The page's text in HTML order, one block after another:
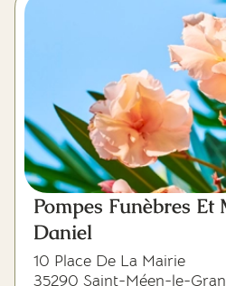
Pompes Funèbres
Daniel
10 Place De La Mairie
35290 Saint-Méen-le-